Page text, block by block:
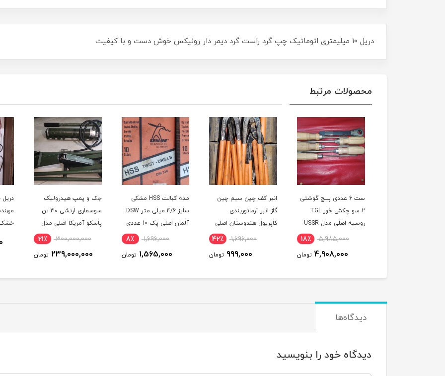
دریل ۱۰ میلیمتری اتوماتیک چپ گرد راست گرد دیمر دار رونیکس خوش دست و با کیفیت
محصولات مرتبط
ست 6 عددی پیچ گوشتی
2 سو چکش خور TGL
روسیه اصلی مدل USSR
5,985,000 18٪
4,908,000 تومان
انبر کف چین سیم چین
گاز انبر آرماتوربندی
کاپریول هندوستان اصلی
سایز 225 مدل
1,696,000 42٪
999,000 تومان
مته کبالت HSS مشکی
سایز 4/6 میلی متر DSW
آلمان اصلی پک 10 عددی
1,696,000 8٪
1,565,000 تومان
جک و پمپ هیدرولیک
سوسماری ارتشی 30 تن
پاسکو آمریکا اصلی مدل
300,000,000 21٪
239,000,000 تومان
دریل
دیدگاه‌ها
دیدگاه خود را بنویسید